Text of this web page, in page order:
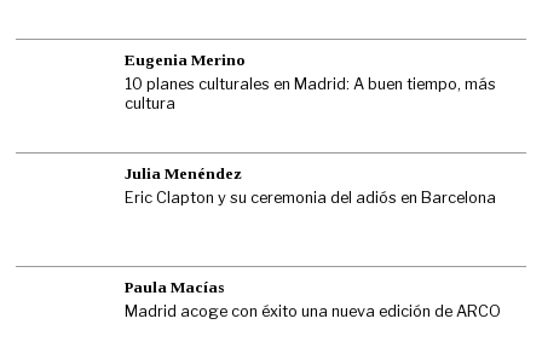
Eugenia Merino
10 planes culturales en Madrid: A buen tiempo, más
cultura
Julia Menéndez
Eric Clapton y su ceremonia del adiós en Barcelona
Paula Macías
Madrid acoge con éxito una nueva edición de ARCO